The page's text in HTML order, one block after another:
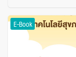
E-Book